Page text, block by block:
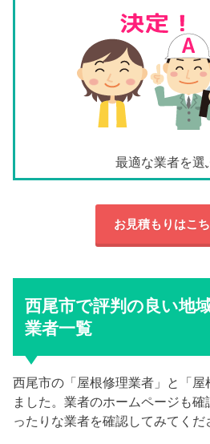
最適な業者を選
お見積もりはこ
西尾市で評判の良い地
業者一覧
西尾市の「屋根修理業者」と「
ました。業者のホームページも
ったりな業者を確認してみてくだ